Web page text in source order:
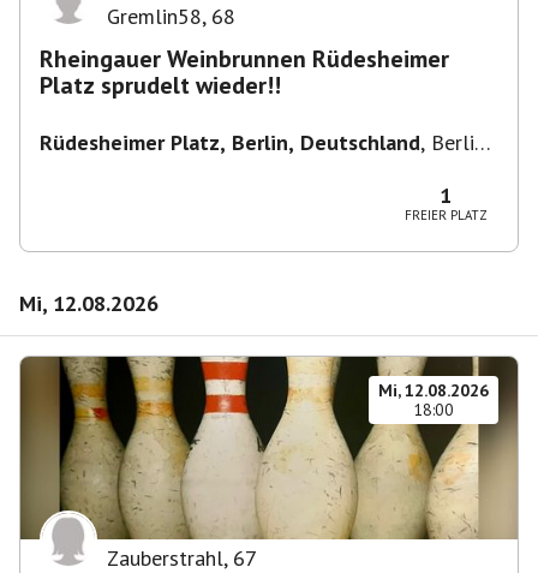
Gremlin58, 68
Rheingauer Weinbrunnen Rüdesheimer
Platz sprudelt wieder!!
Rüdesheimer Platz, Berlin, Deutschland, Berlin-
1
FREIER PLATZ
Mi, 12.08.2026
Mi, 12.08.2026
18:00
Zauberstrahl, 67